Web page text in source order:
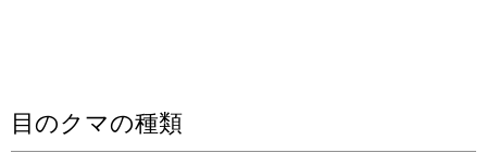
目のクマの種類